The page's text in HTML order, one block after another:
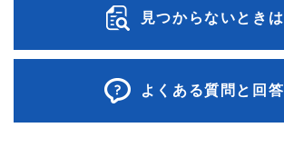
見つからないときは
よくある質問と回答